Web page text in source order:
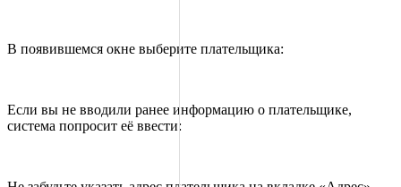
В появившемся окне выберите плательщика:
Если вы не вводили ранее информацию о плательщике,
система попросит её ввести: